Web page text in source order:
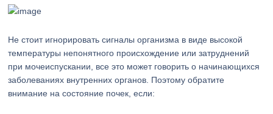
Не стоит игнорировать сигналы организма в виде высокой
температуры непонятного происхождение или затруднений
при мочеиспускании, все это может говорить о начинающихся
заболеваниях внутренних органов. Поэтому обратите
внимание на состояние почек, если: